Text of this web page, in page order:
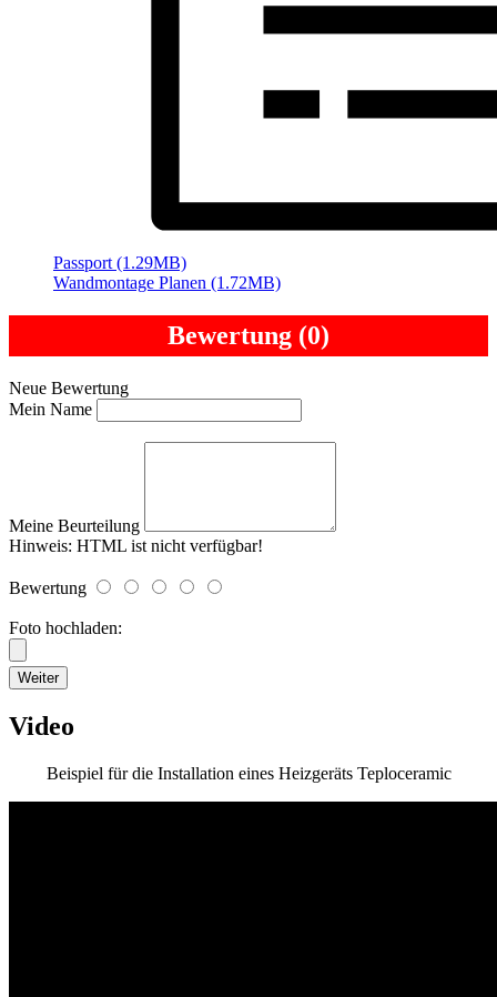
Passport (1.29MB)
Wandmontage Planen (1.72MB)
Bewertung (0)
Neue Bewertung
Mein Name
Meine Beurteilung
Hinweis: HTML ist nicht verfügbar!
Bewertung
Foto hochladen:
Weiter
Video
Beispiel für die Installation eines Heizgeräts Teploceramic